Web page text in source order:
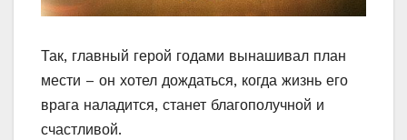
Так, главный герой годами вынашивал план
мести – он хотел дождаться, когда жизнь его
врага наладится, станет благополучной и
счастливой.